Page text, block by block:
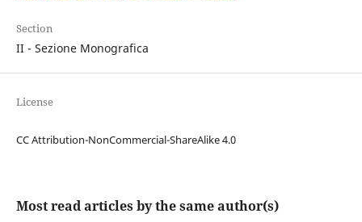
Section
II - Sezione Monografica
License
CC Attribution-NonCommercial-ShareAlike 4.0
Most read articles by the same author(s)